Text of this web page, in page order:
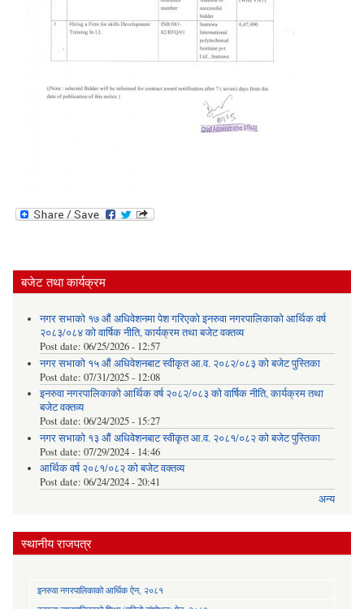
बजेट तथा कार्यक्रम
नगर सभाको १७ औं अधिवेशनमा पेश गरिएको इनरुवा नगरपालिकाको आर्थिक वर्ष
२०८३/०८४ को वार्षिक नीति, कार्यक्रम तथा बजेट वक्तव्य
Post date: 06/25/2026 - 12:57
नगर सभाको १५ औं अधिवेशनबाट स्वीकृत आ.व. २०८२/०८३ को बजेट पुस्तिका
Post date: 07/31/2025 - 12:08
इनरुवा नगरपालिकाको आर्थिक वर्ष २०८२/०८३ को वार्षिक नीति, कार्यक्रम तथा
बजेट वक्तव्य
Post date: 06/24/2025 - 15:27
नगर सभाको १३ औं अधिवेशनबाट स्वीकृत आ.व. २०८१/०८२ को बजेट पुस्तिका
Post date: 07/29/2024 - 14:46
आर्थिक वर्ष २०८१/०८२ को बजेट वक्तव्य
Post date: 06/24/2024 - 20:41
अन्य
स्थानीय राजपत्र
इनरुवा नगरपालिकाको आर्थिक ऐन, २०८१